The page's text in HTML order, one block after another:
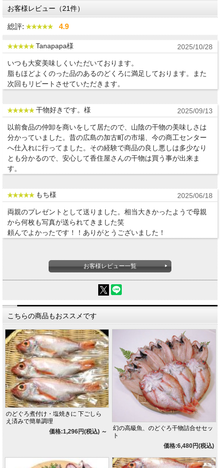
お客様レビュー（21件）
総評: 4.9
Tanapapa様 2025/10/28
いつも大変美味しくいただいております。
脂もほどよくのった品のあるのどくろに満足しております。また
次回もリピートさせていただきます。
干物好きです。様 2025/09/13
以前食品の仲卸を商いをして居たので、山陰の干物の美味しさは
分かっていました。昔の広島の加古町の市場、今の商工センター
へ仕入れに行ってました。その経験で商品の良し悪しは多少なり
とも分かるので、安心して香住屋さんの干物は買う事が出来ま
す。
もち様 2025/06/18
両親のプレゼントとして送りました。相当大きかったようで母親
から何枚も写真が送られてきました笑
頼んでよかったです！！ありがとうございました！
お客様レビュー一覧
こちらの商品もおススメです
のどぐろ煮付け・塩焼きに 下ごしら
え済みで簡単調理
価格:1,296円(税込)～
幻の高級魚、のどぐろ干物詰合せセッ
ト
価格:6,480円(税込)